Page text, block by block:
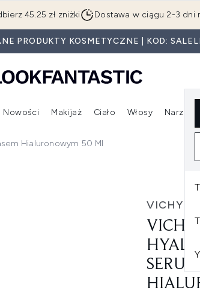
Przejdź do głównej treści
45.25 zł zniżki Dostawa w ciągu 2-3 dni
PRODUKTY KOSMETYCZNE | KOD:
Box)
do podmenu (Marki) Wejdź do podmenu (Pielęgnacja twarzy)
Nowości
Wejdź do podmenu (Nowości)
Makijaż
Wejdź do podmenu
Ciało Włosy
Hialuronowym 50 Ml
VICHY
VICHY